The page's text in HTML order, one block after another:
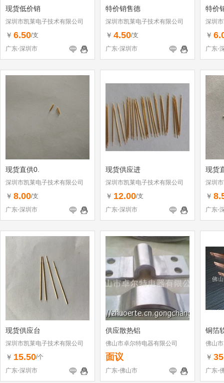
现货低价销
深圳市凯莱电子技术有限公司
￥ 6.50/支
广东-深圳市
特价销售德
深圳市凯莱电子技术有限公司
￥ 4.50/支
广东-深圳市
特价
深圳
￥
广东-
现货直供0.
深圳市凯莱电子技术有限公司
￥ 8.00/支
广东-深圳市
现货供应进
深圳市凯莱电子技术有限公司
￥ 12.00/支
广东-深圳市
现货
深圳
￥
广东-
现货供应台
深圳市凯莱电子技术有限公司
￥ 15.50/个
广东-深圳市
供应散热铝
佛山市卓尔特电器有限公司
面议
广东-佛山市
铜箔
佛山
￥
广东-